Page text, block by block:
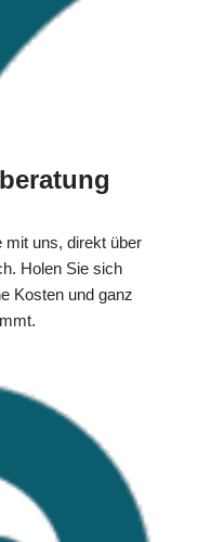
mit uns, direkt über
Holen Sie sich
Kosten und ganz